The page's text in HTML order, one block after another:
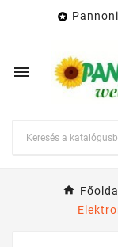


Főoldal